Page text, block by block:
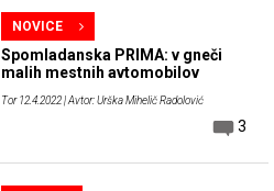
NOVICE
Spomladanska PRIMA: v gneči
malih mestnih avtomobilov
Tor 12.4.2022| Avtor: Urška Mihelič Radolović
3